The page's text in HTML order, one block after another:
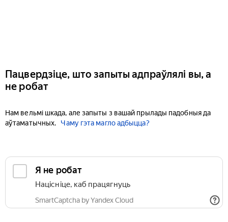
Пацвердзіце, што запыты адпраўлялі вы, а
не робат
Нам вельмі шкада, але запыты з вашай прылады падобныя да
аўтаматычных.
Чаму гэта магло адбыцца?
Я не робат
Націсніце, каб працягнуць
SmartCaptcha by Yandex Cloud